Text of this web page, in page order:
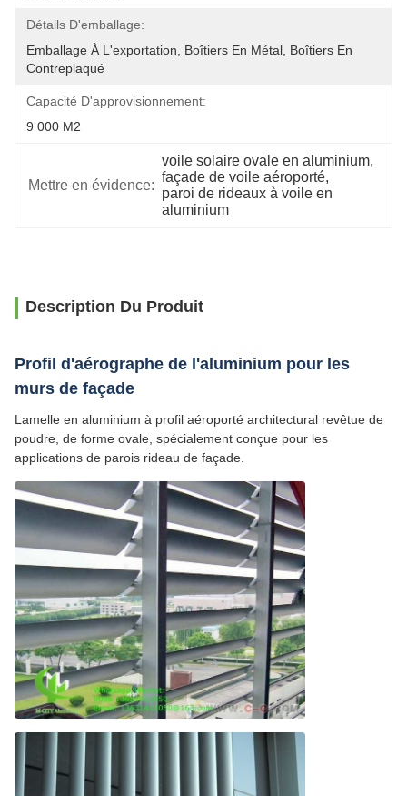
Détails D'emballage:
Emballage À L'exportation, Boîtiers En Métal, Boîtiers En
Contreplaqué
Capacité D'approvisionnement:
9 000 M2
Mettre en évidence:
voile solaire ovale en aluminium
façade de voile aéroporté,
paroi de rideaux à voile en
aluminium
Description Du Produit
Profil d'aérographe de l'aluminium pour les
murs de façade
Lamelle en aluminium à profil aéroporté architectural revêtue de
poudre, de forme ovale, spécialement conçue pour les
applications de parois rideau de façade.